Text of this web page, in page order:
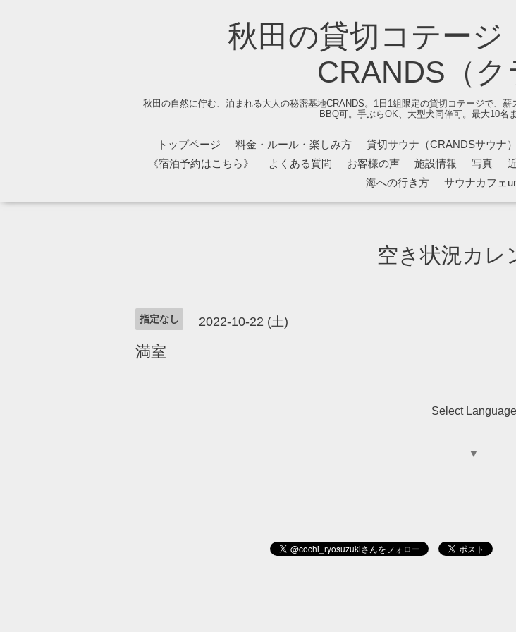
秋田の貸切コテージ
CRANDS（ク
秋田の自然に佇む、泊まれる大人の秘密基地CRANDS。1日1組限定の貸切コテージで、
BBQ可。手ぶらOK、大型犬同伴可。最大10名
トップページ 料金・ルール・楽しみ方 貸切サウナ（CRANDSサウナ
《宿泊予約はこちら》
よくある質問 お客様の声 施設情報 写真
海への行き方
サウナカフェ
空き状況カレ
指定なし 2022-10-22 (土)
満室
Select Language
▼